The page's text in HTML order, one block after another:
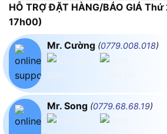
HỖ TRỢ ĐẶT HÀNG/BÁO GIÁ
17h00)
Mr. Cường (0779.008.018)
Mr. Song (0779.68.68.19)